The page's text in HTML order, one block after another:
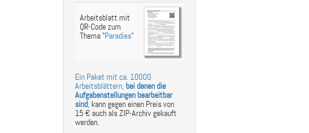
Arbeitsblatt mit
QR-Code zum
Thema "Paradies"
Ein Paket mit ca. 10000
Arbeitsblättern, bei denen die
Aufgabenstellungen bearbeitbar
sind, kann gegen einen Preis von
15 € auch als ZIP-Archiv gekauft
werden.